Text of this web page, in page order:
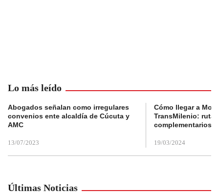
Lo más leído
Abogados señalan como irregulares
convenios ente alcaldía de Cúcuta y
AMC
13/07/2023
Cómo llegar a
TransMilenio:
complementarios
19/03/2024
Últimas Noticias